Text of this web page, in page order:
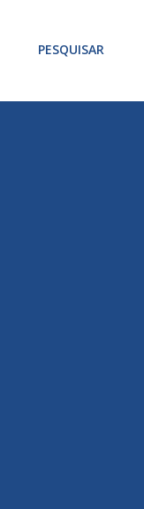
PESQUISAR